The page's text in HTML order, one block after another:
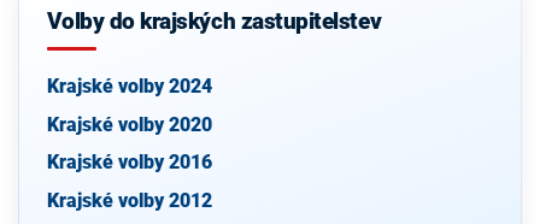
Volby do krajských zastupitelstev
Krajské volby 2024
Krajské volby 2020
Krajské volby 2016
Krajské volby 2012